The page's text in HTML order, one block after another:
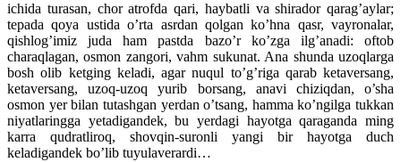
ichida turasan, chor atrofda qari, haybatli va shirador qarag’aylar;
tepada qoya ustida o’rta asrdan qolgan ko’hna qasr, vayronalar,
qishlog’imiz juda ham pastda bazo’r ko’zga ilg’anadi: oftob
charaqlagan, osmon zangori, vahm sukunat. Ana shunda uzoqlarga
bosh olib ketging keladi, agar nuqul to’g’riga qarab ketaversang,
ketaversang, uzoq-uzoq yurib borsang, anavi chiziqdan, o’sha
osmon yer bilan tutashgan yerdan o’tsang, hamma ko’ngilga tukkan
niyatlaringga yetadigandek, bu yerdagi hayotga qaraganda ming
karra qudratliroq, shovqin-suronli yangi bir hayotga duch
keladigandek bo’lib tuyulaverardi…